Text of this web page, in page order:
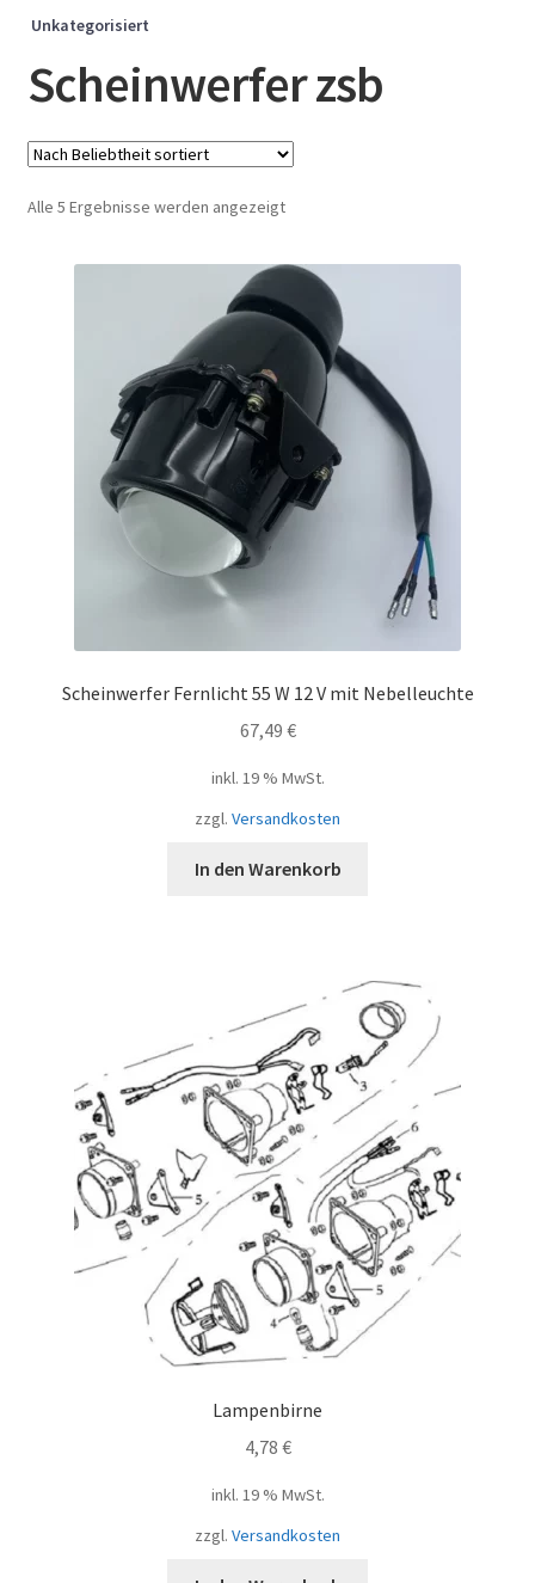
Unkategorisiert
Scheinwerfer zsb
Alle 5 Ergebnisse werden angezeigtNach
Scheinwerfer Fernlicht 55 W 12 V mit Nebelleuchte
67,49 €
inkl. 19 % MwSt.
zzgl. Versandkosten
In den Warenkorb
Lampenbirne
4,78 €
inkl. 19 % MwSt.
zzgl. Versandkosten